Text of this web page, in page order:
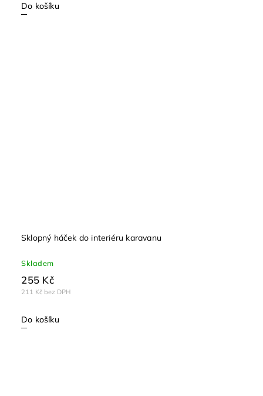
Do košíku
Sklopný háček do interiéru karavanu
Skladem
211 Kč bez DPH
255 Kč
Do košíku